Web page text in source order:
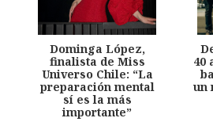
Dominga López,
finalista de Miss
Universo Chile: “La
preparación mental
sí es la más
importante”
40
un